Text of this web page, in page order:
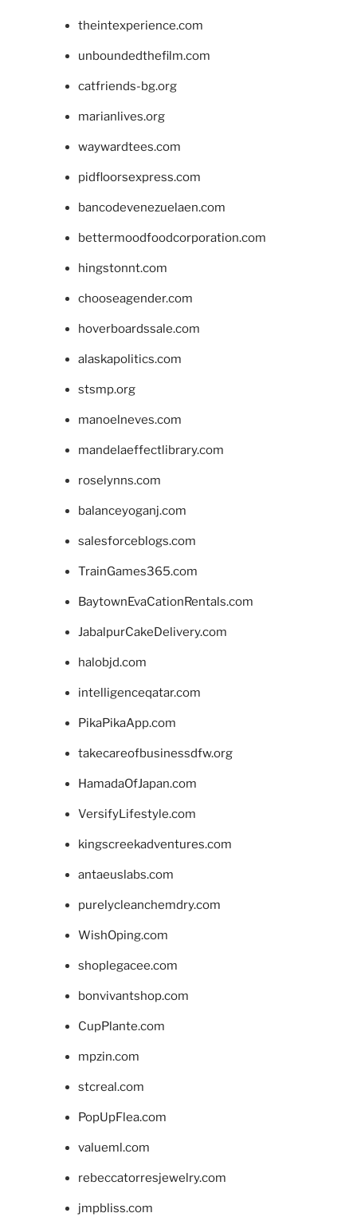
theintexperience.com
unboundedthefilm.com
catfriends-bg.org
marianlives.org
waywardtees.com
pidfloorsexpress.com
bancodevenezuelaen.com
bettermoodfoodcorporation.com
hingstonnt.com
chooseagender.com
hoverboardssale.com
alaskapolitics.com
stsmp.org
manoelneves.com
mandelaeffectlibrary.com
roselynns.com
balanceyoganj.com
salesforceblogs.com
TrainGames365.com
BaytownEvaCationRentals.com
JabalpurCakeDelivery.com
halobjd.com
intelligenceqatar.com
PikaPikaApp.com
takecareofbusinessdfw.org
HamadaOfJapan.com
VersifyLifestyle.com
kingscreekadventures.com
antaeuslabs.com
purelycleanchemdry.com
WishOping.com
shoplegacee.com
bonvivantshop.com
CupPlante.com
mpzin.com
stcreal.com
PopUpFlea.com
valueml.com
rebeccatorresjewelry.com
jmpbliss.com